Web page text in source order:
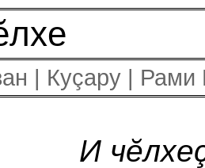
| Куçару | Рами
И